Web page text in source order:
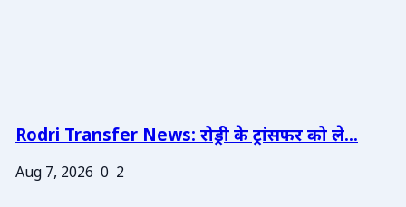
Rodri Transfer News: रोड्री के ट्रांसफर को ले...
Aug 7, 2026 0 2